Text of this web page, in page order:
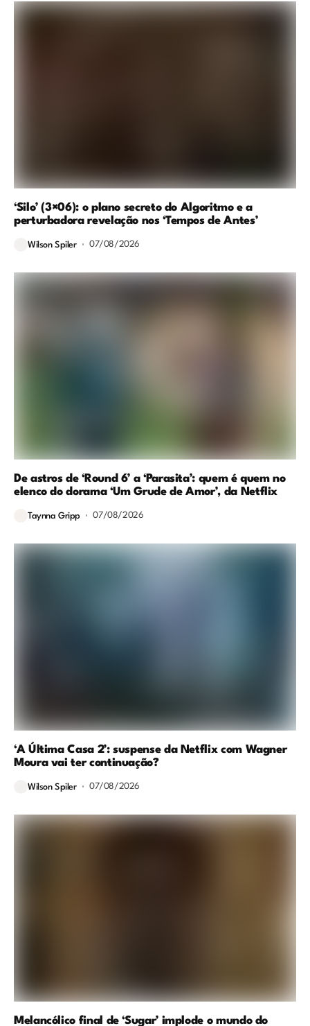
‘Silo’ (3×06): o plano secreto do Algoritmo e a
perturbadora revelação nos ‘Tempos de Antes’
Wilson Spiler 07/08/2026
De astros de ‘Round 6’ a ‘Parasita’: quem é quem no
elenco do dorama ‘Um Grude de Amor’, da Netflix
Taynna Gripp 07/08/2026
‘A Última Casa 2’: suspense da Netflix com Wagner
Moura vai ter continuação?
Wilson Spiler 07/08/2026
Melancólico final de ‘Sugar’ implode o mundo do